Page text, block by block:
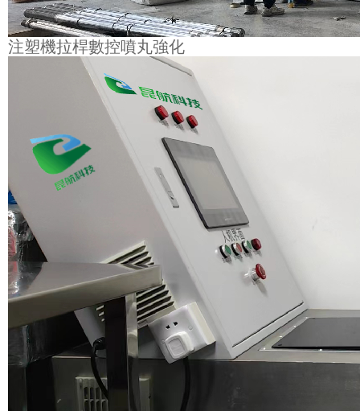
注塑機拉桿數控噴丸強化